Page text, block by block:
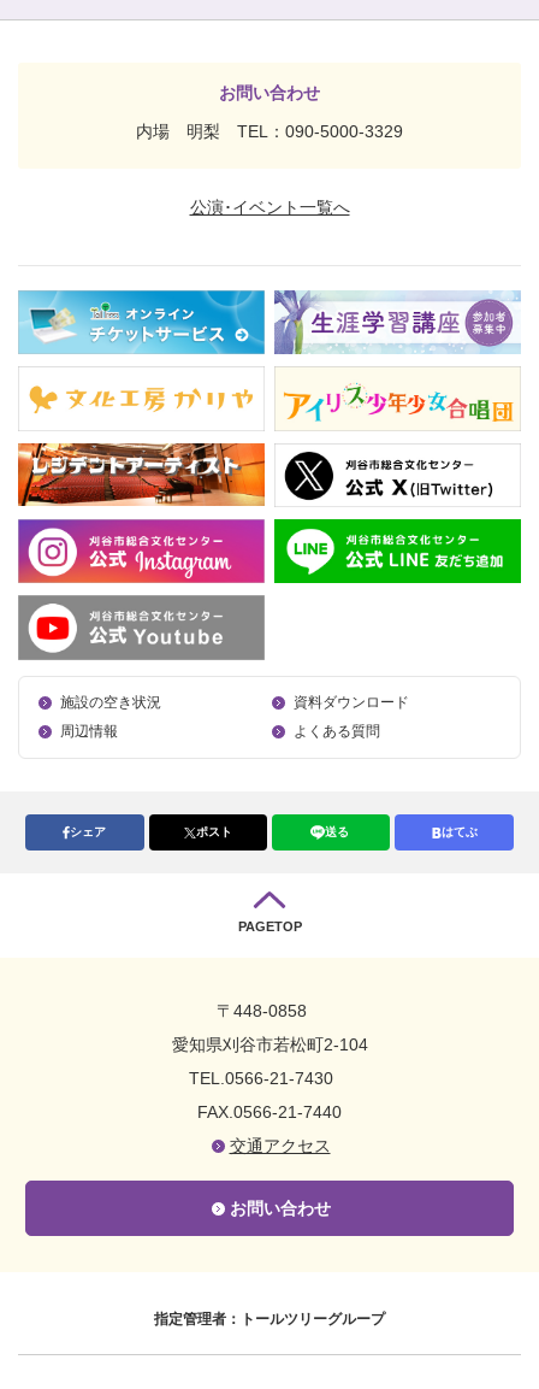
お問い合わせ
内場 明梨 TEL：090-5000-3329
公演･イベント一覧へ
施設の空き状況
資料ダウンロード
周辺情報
よくある質問
シェア ポスト 送る はてぶ
PAGETOP
〒448-0858
愛知県刈谷市若松町2-104
TEL.0566-21-7430
FAX.0566-21-7440
交通アクセス
お問い合わせ
指定管理者：トールツリーグループ